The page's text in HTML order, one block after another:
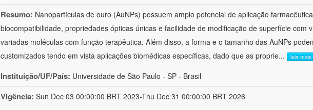
Resumo: Nanopartículas de ouro (AuNPs) possuem amplo potencial de aplicação
biocompatibilidade, propriedades ópticas únicas e facilidade de modificação de superfície com
variadas moléculas com função terapêutica. Além disso, a forma e o tamanho das AuNPs
customizados tendo em vista aplicações biomédicas específicas, dado que as proprie... leia mais
Instituição/UF/País: Universidade de São Paulo - SP - Brasil
Vigência: Sun Dec 03 00:00:00 BRT 2023-Thu Dec 31 00:00:00 BRT 2026